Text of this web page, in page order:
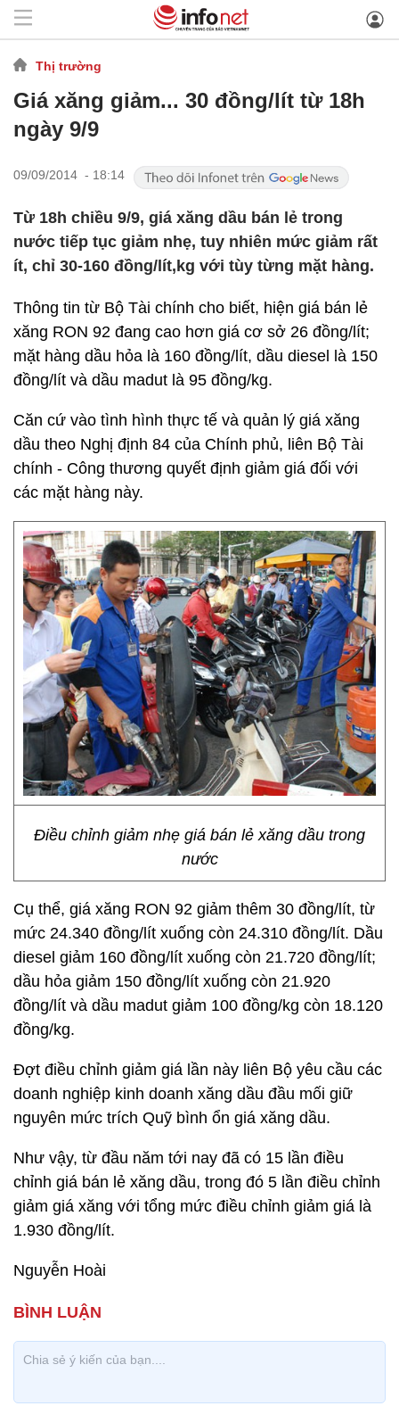
Thị trường
Giá xăng giảm... 30 đồng/lít từ 18h
ngày 9/9
09/09/2014 - 18:14
Từ 18h chiều 9/9, giá xăng dầu bán lẻ trong
nước tiếp tục giảm nhẹ, tuy nhiên mức giảm rất
ít, chỉ 30-160 đồng/lít,kg với tùy từng mặt hàng.
Thông tin từ Bộ Tài chính cho biết, hiện giá bán lẻ
xăng RON 92 đang cao hơn giá cơ sở 26 đồng/lít;
mặt hàng dầu hỏa là 160 đồng/lít, dầu diesel là 150
đồng/lít và dầu madut là 95 đồng/kg.
Căn cứ vào tình hình thực tế và quản lý giá xăng
dầu theo Nghị định 84 của Chính phủ, liên Bộ Tài
chính - Công thương quyết định giảm giá đối với
các mặt hàng này.
Điều chỉnh giảm nhẹ giá bán lẻ xăng dầu trong
nước
Cụ thể, giá xăng RON 92 giảm thêm 30 đồng/lít, từ
mức 24.340 đồng/lít xuống còn 24.310 đồng/lít. Dầu
diesel giảm 160 đồng/lít xuống còn 21.720 đồng/lít;
dầu hỏa giảm 150 đồng/lít xuống còn 21.920
đồng/lít và dầu madut giảm 100 đồng/kg còn 18.120
đồng/kg.
Đợt điều chỉnh giảm giá lần này liên Bộ yêu cầu các
doanh nghiệp kinh doanh xăng dầu đầu mối giữ
nguyên mức trích Quỹ bình ổn giá xăng dầu.
Như vậy, từ đầu năm tới nay đã có 15 lần điều
chỉnh giá bán lẻ xăng dầu, trong đó 5 lần điều chỉnh
giảm giá xăng với tổng mức điều chỉnh giảm giá là
1.930 đồng/lít.
Nguyễn Hoài